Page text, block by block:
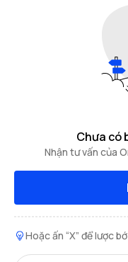
Chưa có
Nhận tư vấn của
Hoặc ấn “X” để lược